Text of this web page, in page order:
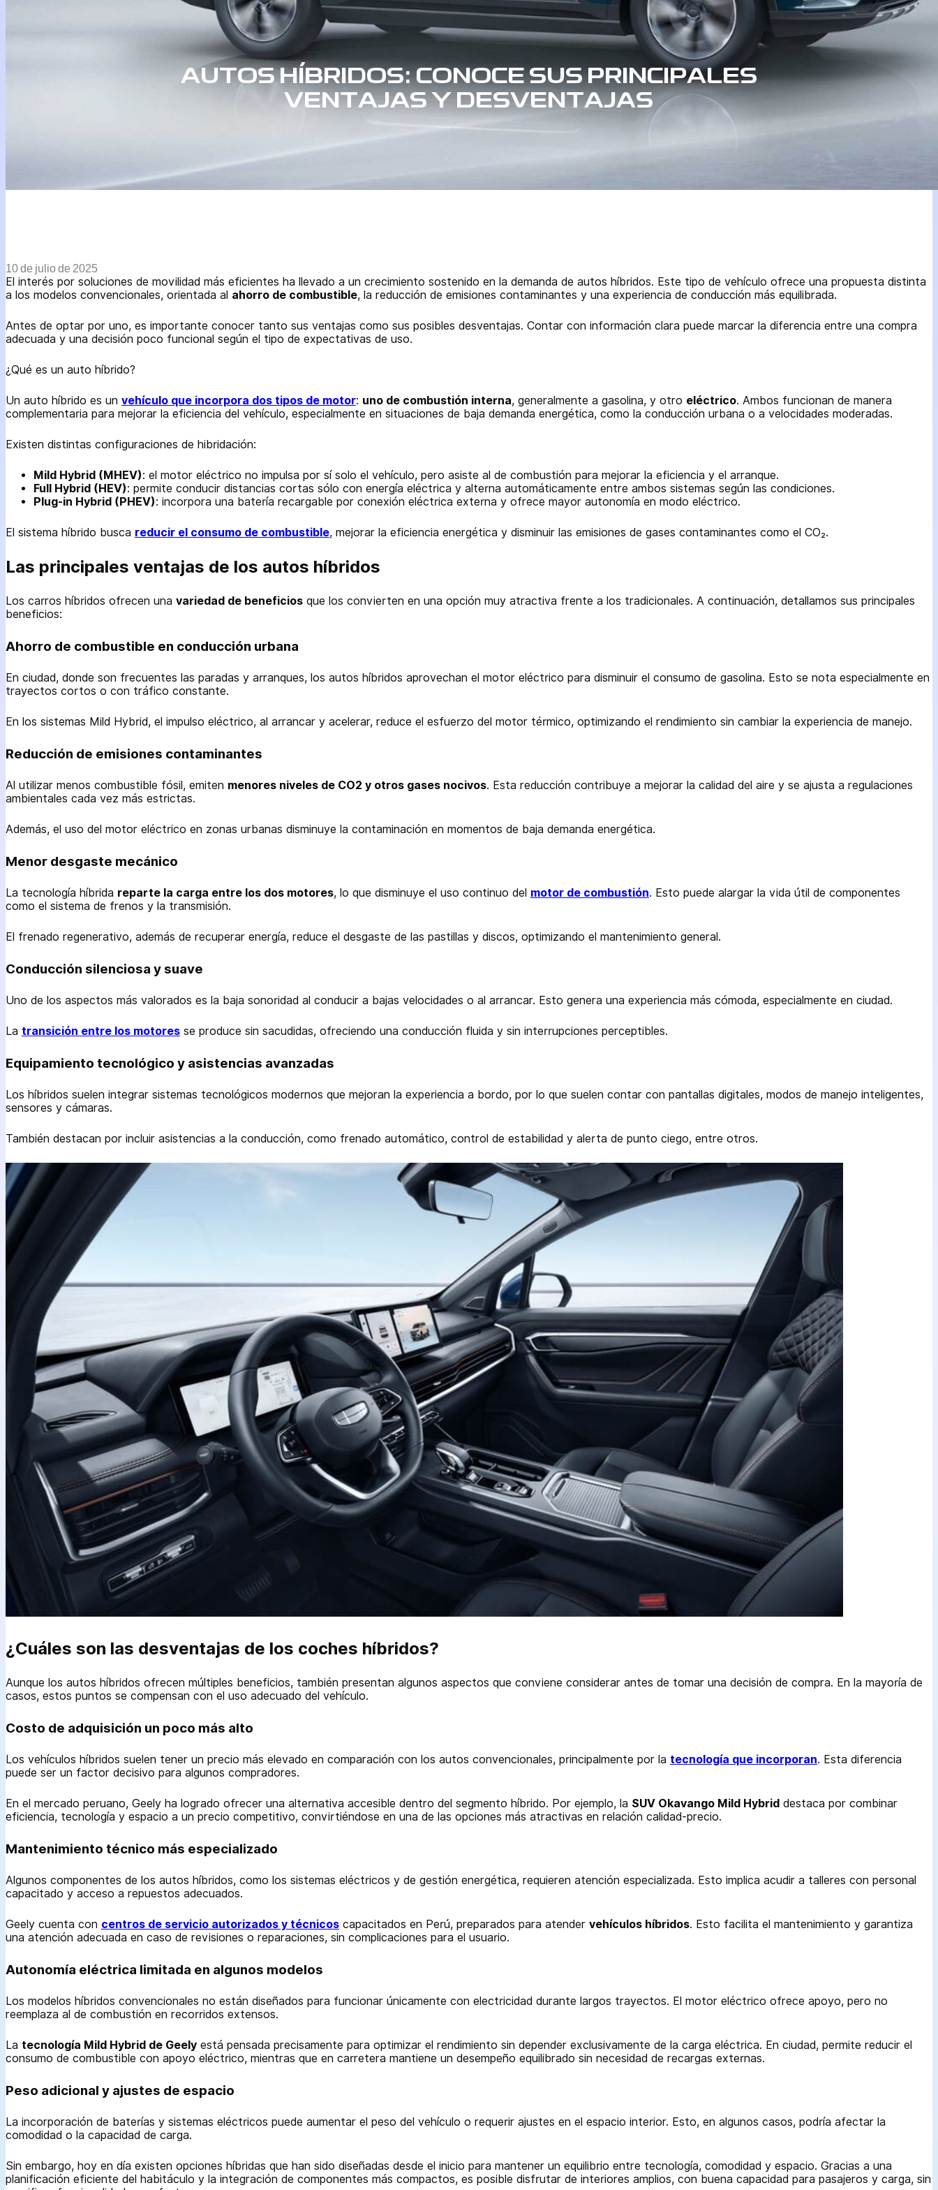
AUTOS HÍBRIDOS: CONOCE SUS PRINCIPALES
VENTAJAS Y DESVENTAJAS
10 de julio de 2025
El interés por soluciones de movilidad más eficientes ha llevado a un crecimiento sostenido en la demanda de autos híbridos. Este tipo de vehículo ofrece una propuesta distinta
a los modelos convencionales, orientada al ahorro de combustible, la reducción de emisiones contaminantes y una experiencia de conducción más equilibrada.
Antes de optar por uno, es importante conocer tanto sus ventajas como sus posibles desventajas. Contar con información clara puede marcar la diferencia entre una compra
adecuada y una decisión poco funcional según el tipo de expectativas de uso.
¿Qué es un auto híbrido?
Un auto híbrido es un vehículo que incorpora dos tipos de motor: uno de combustión interna, generalmente a gasolina, y otro eléctrico. Ambos funcionan de manera
complementaria para mejorar la eficiencia del vehículo, especialmente en situaciones de baja demanda energética, como la conducción urbana o a velocidades moderadas.
Existen distintas configuraciones de hibridación:
Mild Hybrid (MHEV): el motor eléctrico no impulsa por sí solo el vehículo, pero asiste al de combustión para mejorar la eficiencia y el arranque.
Full Hybrid (HEV): permite conducir distancias cortas sólo con energía eléctrica y alterna automáticamente entre ambos sistemas según las condiciones.
Plug-in Hybrid (PHEV): incorpora una batería recargable por conexión eléctrica externa y ofrece mayor autonomía en modo eléctrico.
El sistema híbrido busca reducir el consumo de combustible, mejorar la eficiencia energética y disminuir las emisiones de gases contaminantes como el CO₂.
Las principales ventajas de los autos híbridos
Los carros híbridos ofrecen una variedad de beneficios que los convierten en una opción muy atractiva frente a los tradicionales. A continuación, detallamos sus principales
beneficios:
Ahorro de combustible en conducción urbana
En ciudad, donde son frecuentes las paradas y arranques, los autos híbridos aprovechan el motor eléctrico para disminuir el consumo de gasolina. Esto se nota especialmente en
trayectos cortos o con tráfico constante.
En los sistemas Mild Hybrid, el impulso eléctrico, al arrancar y acelerar, reduce el esfuerzo del motor térmico, optimizando el rendimiento sin cambiar la experiencia de manejo.
Reducción de emisiones contaminantes
Al utilizar menos combustible fósil, emiten menores niveles de CO2 y otros gases nocivos. Esta reducción contribuye a mejorar la calidad del aire y se ajusta a regulaciones
ambientales cada vez más estrictas.
Además, el uso del motor eléctrico en zonas urbanas disminuye la contaminación en momentos de baja demanda energética.
Menor desgaste mecánico
La tecnología híbrida reparte la carga entre los dos motores, lo que disminuye el uso continuo del motor de combustión. Esto puede alargar la vida útil de componentes
como el sistema de frenos y la transmisión.
El frenado regenerativo, además de recuperar energía, reduce el desgaste de las pastillas y discos, optimizando el mantenimiento general.
Conducción silenciosa y suave
Uno de los aspectos más valorados es la baja sonoridad al conducir a bajas velocidades o al arrancar. Esto genera una experiencia más cómoda, especialmente en ciudad.
La transición entre los motores se produce sin sacudidas, ofreciendo una conducción fluida y sin interrupciones perceptibles.
Equipamiento tecnológico y asistencias avanzadas
Los híbridos suelen integrar sistemas tecnológicos modernos que mejoran la experiencia a bordo, por lo que suelen contar con pantallas digitales, modos de manejo inteligentes,
sensores y cámaras.
También destacan por incluir asistencias a la conducción, como frenado automático, control de estabilidad y alerta de punto ciego, entre otros.
¿Cuáles son las desventajas de los coches híbridos?
Aunque los autos híbridos ofrecen múltiples beneficios, también presentan algunos aspectos que conviene considerar antes de tomar una decisión de compra. En la mayoría de
casos, estos puntos se compensan con el uso adecuado del vehículo.
Costo de adquisición un poco más alto
Los vehículos híbridos suelen tener un precio más elevado en comparación con los autos convencionales, principalmente por la tecnología que incorporan. Esta diferencia
puede ser un factor decisivo para algunos compradores.
En el mercado peruano, Geely ha logrado ofrecer una alternativa accesible dentro del segmento híbrido. Por ejemplo, la SUV Okavango Mild Hybrid destaca por combinar
eficiencia, tecnología y espacio a un precio competitivo, convirtiéndose en una de las opciones más atractivas en relación calidad-precio.
Mantenimiento técnico más especializado
Algunos componentes de los autos híbridos, como los sistemas eléctricos y de gestión energética, requieren atención especializada. Esto implica acudir a talleres con personal
capacitado y acceso a repuestos adecuados.
Geely cuenta con centros de servicio autorizados y técnicos capacitados en Perú, preparados para atender vehículos híbridos. Esto facilita el mantenimiento y garantiza
una atención adecuada en caso de revisiones o reparaciones, sin complicaciones para el usuario.
Autonomía eléctrica limitada en algunos modelos
Los modelos híbridos convencionales no están diseñados para funcionar únicamente con electricidad durante largos trayectos. El motor eléctrico ofrece apoyo, pero no
reemplaza al de combustión en recorridos extensos.
La tecnología Mild Hybrid de Geely está pensada precisamente para optimizar el rendimiento sin depender exclusivamente de la carga eléctrica. En ciudad, permite reducir el
consumo de combustible con apoyo eléctrico, mientras que en carretera mantiene un desempeño equilibrado sin necesidad de recargas externas.
Peso adicional y ajustes de espacio
La incorporación de baterías y sistemas eléctricos puede aumentar el peso del vehículo o requerir ajustes en el espacio interior. Esto, en algunos casos, podría afectar la
comodidad o la capacidad de carga.
Sin embargo, hoy en día existen opciones híbridas que han sido diseñadas desde el inicio para mantener un equilibrio entre tecnología, comodidad y espacio. Gracias a una
planificación eficiente del habitáculo y la integración de componentes más compactos, es posible disfrutar de interiores amplios, con buena capacidad para pasajeros y carga, sin